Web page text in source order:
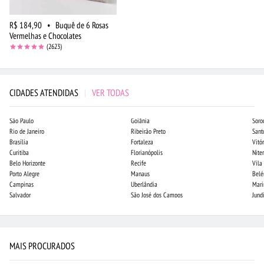
R$ 184,90 • Buquê de 6 Rosas
Vermelhas e Chocolates
(2623)
CIDADES ATENDIDAS | VER TODAS
São Paulo
Rio de Janeiro
Brasília
Curitiba
Belo Horizonte
Porto Alegre
Campinas
Salvador
Goiânia
Ribeirão Preto
Fortaleza
Florianópolis
Recife
Manaus
Uberlândia
São José dos Campos
Vila
MAIS PROCURADOS